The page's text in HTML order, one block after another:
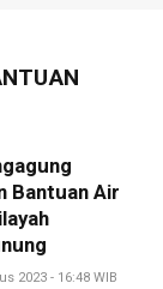
Bantuan Air
2023 - 16:48 WIB